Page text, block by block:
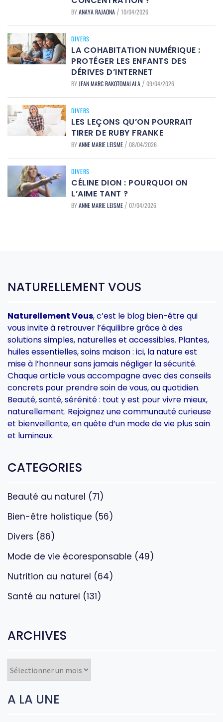
BYANAYA RAJAONA / 10/04/2026
DIVERS
LA COHABITATION NUMÉRIQUE :
PROTÉGER LES ENFANTS DES
DÉRIVES D’INTERNET
BY JEAN MARC RAKOTOMALALA / 09/04/2026
DIVERS
LES LEÇONS QU’ON POURRAIT
TIRER DE RUBY FRANKE
BYANNE MARIE LEISME / 08/04/2026
DIVERS
CÉLINE DION : POURQUOI ON
L’AIME TANT ?
BYANNE MARIE LEISME / 07/04/2026
NATURELLEMENT VOUS
NaturellementVous,c’est le blog bien-êtrequi
vousinviteà retrouver l’équilibregrâceàdes
solutionssimples, naturelleset accessibles. Plantes,
huilesessentielles,soins maison : ici, la natureest
miseà l’honneursansjamais négliger lasécurité.
Chaquearticlevousaccompagneavec desconseils
concrets pour prendresoindevous,auquotidien.
Beauté,santé,sérénité : tout yest pourvivre mieux,
naturellement. Rejoignez unecommunautécurieuse
et bienveillante,enquêted’un modedevie plussain
et lumineux.
CATEGORIES
Beauté au naturel (71)
Bien-être holistique (56)
Divers (86)
Mode de vie écoresponsable (49)
Nutrition au naturel (64)
Santé au naturel (131)
ARCHIVES
ARCHIVES
A LA UNE